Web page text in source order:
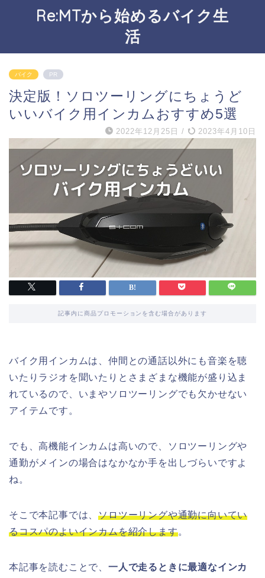
Re:MTから始めるバイク生
活
バイク PR
決定版！ソロツーリングにちょうど
いいバイク用インカムおすすめ5選
2022年12月25日 / 2023年4月10日
記事内に商品プロモーションを含む場合があります
バイク用インカムは、仲間との通話以外にも音楽を聴
いたりラジオを聞いたりとさまざまな機能が盛り込ま
れているので、いまやソロツーリングでも欠かせない
アイテムです。
でも、高機能インカムは高いので、ソロツーリングや
通勤がメインの場合はなかなか手を出しづらいですよ
ね。
そこで本記事では、ソロツーリングや通勤に向いてい
るコスパのよいインカムを紹介します。
本記事を読むことで、 一人で走るときに最適なインカ